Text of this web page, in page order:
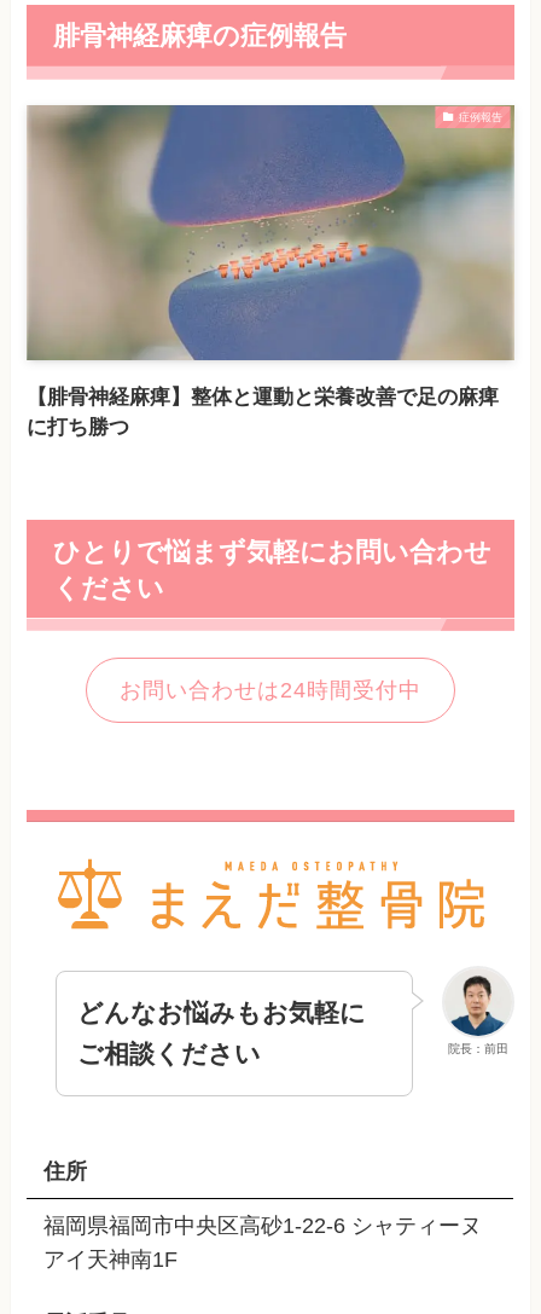
腓骨神経麻痺の症例報告
症例報告
【腓骨神経麻痺】整体と運動と栄養改善で足の麻痺
に打ち勝つ
ひとりで悩まず気軽にお問い合わせ
ください
お問い合わせは24時間受付中
院長：前田
どんなお悩みもお気軽に
ご相談ください
住所
福岡県福岡市中央区高砂1-22-6 シャティーヌ
アイ天神南1F